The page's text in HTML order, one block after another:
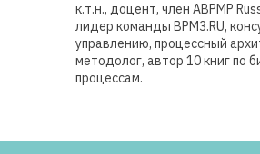
к.т.н., доцент, член ABPMP
лидер команды BPM3.RU,
управлению, процессный
методолог, автор 10 книг по
процессам.